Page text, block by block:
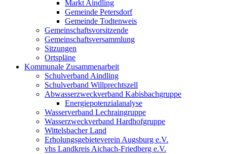
Markt Aindling
Gemeinde Petersdorf
Gemeinde Todtenweis
Gemeinschaftsvorsitzende
Gemeinschaftsversammlung
Sitzungen
Ortspläne
Kommunale Zusammenarbeit
Schulverband Aindling
Schulverband Willprechtszell
Abwasserzweckverband Kabisbachgruppe
Energiepotenzialanalyse
Wasserverband Lechraingruppe
Wasserzweckverband Hardhofgruppe
Wittelsbacher Land
Erholungsgebieteverein Augsburg e.V.
vhs Landkreis Aichach-Friedberg e.V.